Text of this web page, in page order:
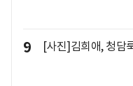
9 [사진]김희애, 청담